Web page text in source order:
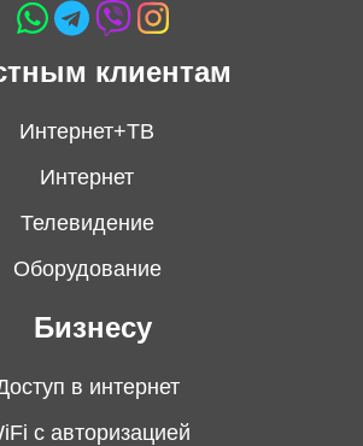
клиентам
Интернет+ТВ
Интернет
Телевидение
Оборудование
Бизнесу
в интернет
с авторизацией